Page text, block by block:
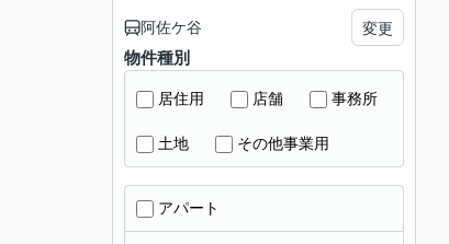
阿佐ケ谷 変更
物件種別
居住用 店舗 事務所
土地 その他事業用
アパート